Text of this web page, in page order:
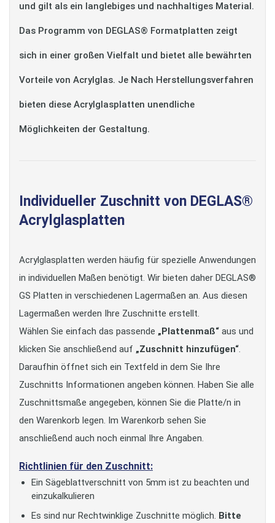
und gilt als ein langlebiges und nachhaltiges Material.
Das Programm von DEGLAS® Formatplatten zeigt
sich in einer großen Vielfalt und bietet alle bewährten
Vorteile von Acrylglas. Je Nach Herstellungsverfahren
bieten diese Acrylglasplatten unendliche
Möglichkeiten der Gestaltung.
Individueller Zuschnitt von DEGLAS®
Acrylglasplatten
Acrylglasplatten werden häufig für spezielle Anwendungen
in individuellen Maßen benötigt. Wir bieten daher DEGLAS®
GS Platten in verschiedenen Lagermaßen an. Aus diesen
Lagermaßen werden Ihre Zuschnitte erstellt.
Wählen Sie einfach das passende „Plattenmaß“ aus und
klicken Sie anschließend auf „Zuschnitt hinzufügen“.
Daraufhin öffnet sich ein Textfeld in dem Sie Ihre
Zuschnitts Informationen angeben können. Haben Sie alle
Zuschnittsmaße angegeben, können Sie die Platte/n in
den Warenkorb legen. Im Warenkorb sehen Sie
anschließend auch noch einmal Ihre Angaben.
Richtlinien für den Zuschnitt:
Ein Sägeblattverschnitt von 5mm ist zu beachten und
einzukalkulieren
Es sind nur Rechtwinklige Zuschnitte möglich. Bitte